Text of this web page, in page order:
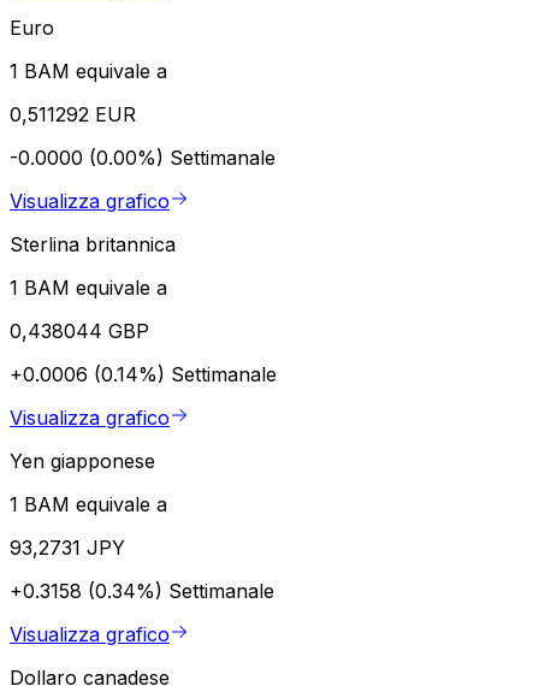
Euro
1 BAM equivale a
0,511292 EUR
-0.0000 (0.00%) Settimanale
Visualizza grafico
Sterlina britannica
1 BAM equivale a
0,438044 GBP
+0.0006 (0.14%) Settimanale
Visualizza grafico
Yen giapponese
1 BAM equivale a
93,2731 JPY
+0.3158 (0.34%) Settimanale
Visualizza grafico
Dollaro canadese